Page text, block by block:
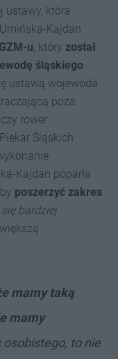
ustawy, która
Kajdan
u, który został
śląskiego
ustawą wojewoda
poza
rower
Śląskich
Kajdan poparła
poszerzyć zakres
się bardziej
mamy taką
mamy
osobistego, to nie